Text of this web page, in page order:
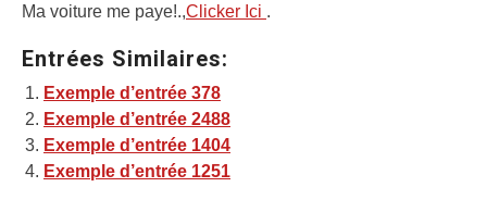
Ma voiture me paye!.,Clicker Ici .
Entrées Similaires:
Exemple d’entrée 378
Exemple d’entrée 2488
Exemple d’entrée 1404
Exemple d’entrée 1251